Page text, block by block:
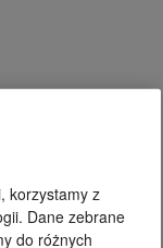
korzystamy z
Dane zebrane
do różnych